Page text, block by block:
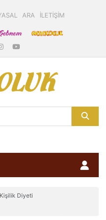
ARA İLETİŞİM
Kişilik Diyeti